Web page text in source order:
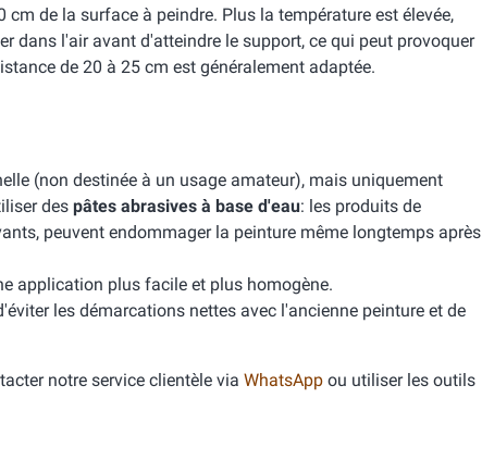
cm de la surface à peindre. Plus la température est élevée,
dans l'air avant d'atteindre le support, ce qui peut provoquer
de 20 à 25 cm est généralement adaptée.
(non destinée à un usage amateur), mais uniquement
des pâtes abrasives à base d'eau: les produits de
peuvent endommager la peinture même longtemps après
application plus facile et plus homogène.
les démarcations nettes avec l'ancienne peinture et de
notre service clientèle via WhatsApp ou utiliser les outils